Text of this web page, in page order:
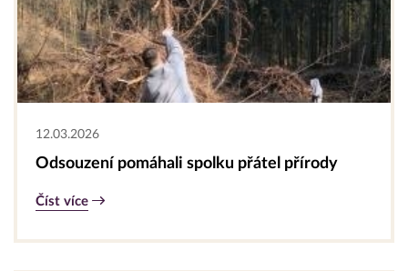
12.03.2026
Odsouzení pomáhali spolku přátel přírody
Číst více